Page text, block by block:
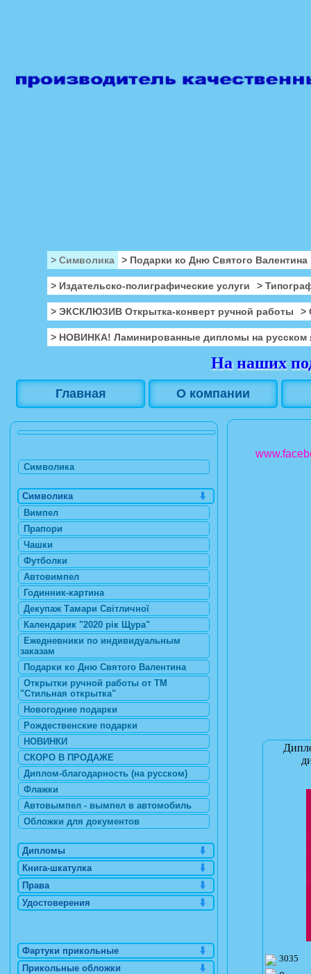
> Символика > Подарки ко Дню Святого Валентина
> Издательско-полиграфические услуги >
> ЭКСКЛЮЗИВ Открытка-конверт ручной работы >
> НОВИНКА! Ламинированные дипломы на русском
На наших
Главная О компании
3035
Символика
Символика
Вимпел
Прапори
Чашки
Футболки
Автовимпел
Годинник-картина
Декупаж Тамари Світличної
Календарик "2020 рік Щура"
Ежедневники по индивидуальным
заказам
Подарки ко Дню Святого Валентина
Открытки ручной работы от ТМ
"Стильная открытка"
Новогодние подарки
Рождественские подарки
НОВИНКИ
СКОРО В ПРОДАЖЕ
Диплом-благодарность (на русском)
Флажки
Автовымпел - вымпел в автомобиль
Обложки для документов
Дипломы
Книга-шкатулка
Права
Удостоверения
Фартуки прикольные
Прикольные обложки